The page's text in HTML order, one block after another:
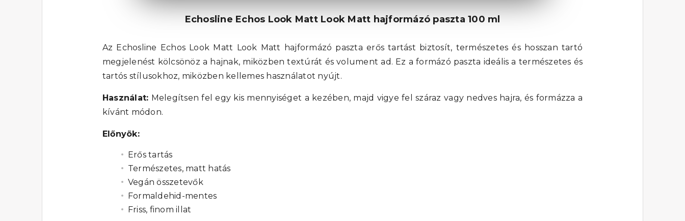
Echosline Echos Look Matt Look Matt hajformázó paszta 100 ml
Az Echosline Echos Look Matt Look Matt hajformázó paszta erős tartást biztosít, természetes és hosszan tartó
megjelenést kölcsönöz a hajnak, miközben textúrát és volument ad. Ez a formázó paszta ideális a természetes és
tartós stílusokhoz, miközben kellemes használatot nyújt.
Használat: Melegítsen fel egy kis mennyiséget a kezében, majd vigye fel száraz vagy nedves hajra, és formázza a
kívánt módon.
Előnyök:
Erős tartás
Természetes, matt hatás
Vegán összetevők
Formaldehid-mentes
Friss, finom illat